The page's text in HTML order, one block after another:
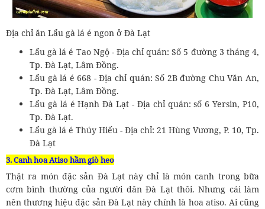
Địa chỉ ăn Lẩu gà lá é ngon ở Đà Lạt
Lẩu gà lá é Tao Ngộ - Địa chỉ quán: Số 5 đường 3 tháng 4,
Tp. Đà Lạt, Lâm Đồng.
Lẩu gà lá é 668 - Địa chỉ quán: Số 2B đường Chu Văn An,
Tp. Đà Lạt, Lâm Đồng.
Lẩu gà lá é Hạnh Đà Lạt - Địa chỉ quán: số 6 Yersin, P10,
Tp. Đà Lạt.
Lẩu gà lá é Thúy Hiếu - Địa chỉ: 21 Hùng Vương, P. 10, Tp.
Đà Lạt
3. Canh hoa Atiso hầm giò heo
Thật ra món đặc sản Đà Lạt này chỉ là món canh trong bữa
cơm bình thường của người dân Đà Lạt thôi. Nhưng cái làm
nên thương hiệu đặc sản Đà Lạt này chính là hoa atiso. Ai cũng